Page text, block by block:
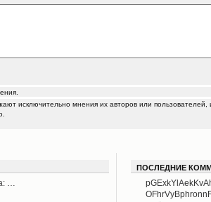
исключительно мнения их авторов или
…
ПОСЛЕДНИЕ